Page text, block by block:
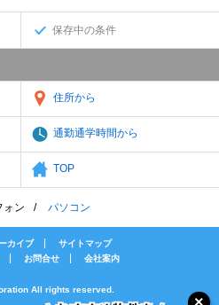
保存中の条件
住所から
通勤通学時間から
TOP
ォン パソコン
カイブ
サイトマップ
お問合せ 会社案内
All rights reserved.